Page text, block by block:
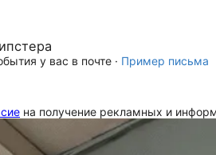
у вас в почте · Пример письма
на получение рекламных и